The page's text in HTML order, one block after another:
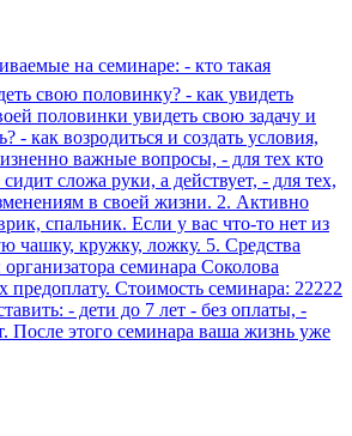
на семинаре: - кто такая
свою половинку? - как увидеть
половинки увидеть свою задачу и
возродиться и создать условия,
важные вопросы, - для тех кто
сложа руки, а действует, - для тех,
в своей жизни. 2. Активно
спальник. Если у вас что-то нет из
чашку, кружку, ложку. 5. Средства
семинара Соколова
Стоимость семинара: 22222
- дети до 7 лет - без оплаты, -
После этого семинара ваша жизнь уже